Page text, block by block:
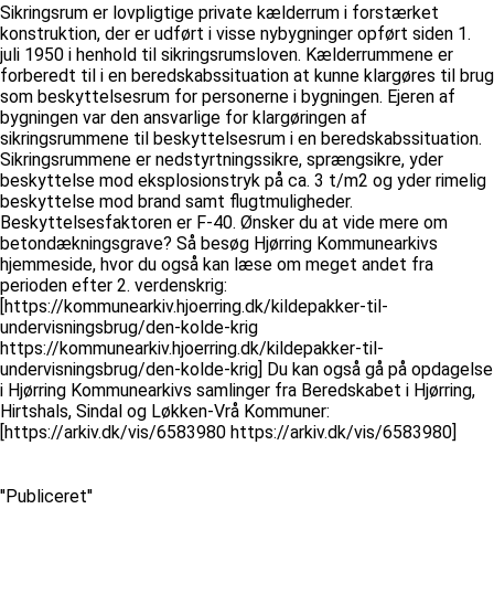
Sikringsrum er lovpligtige private kælderrum i forstærket
konstruktion, der er udført i visse nybygninger opført siden 1.
juli 1950 i henhold til sikringsrumsloven. Kælderrummene er
forberedt til i en beredskabssituation at kunne klargøres til brug
som beskyttelsesrum for personerne i bygningen. Ejeren af
bygningen var den ansvarlige for klargøringen af
sikringsrummene til beskyttelsesrum i en beredskabssituation.
Sikringsrummene er nedstyrtningssikre, sprængsikre, yder
beskyttelse mod eksplosionstryk på ca. 3 t/m2 og yder rimelig
beskyttelse mod brand samt flugtmuligheder.
Beskyttelsesfaktoren er F-40. Ønsker du at vide mere om
betondækningsgrave? Så besøg Hjørring Kommunearkivs
hjemmeside, hvor du også kan læse om meget andet fra
perioden efter 2. verdenskrig:
[https://kommunearkiv.hjoerring.dk/kildepakker-til-
undervisningsbrug/den-kolde-krig
https://kommunearkiv.hjoerring.dk/kildepakker-til-
undervisningsbrug/den-kolde-krig] Du kan også gå på opdagelse
i Hjørring Kommunearkivs samlinger fra Beredskabet i Hjørring,
Hirtshals, Sindal og Løkken-Vrå Kommuner:
[https://arkiv.dk/vis/6583980 https://arkiv.dk/vis/6583980]
''Publiceret''